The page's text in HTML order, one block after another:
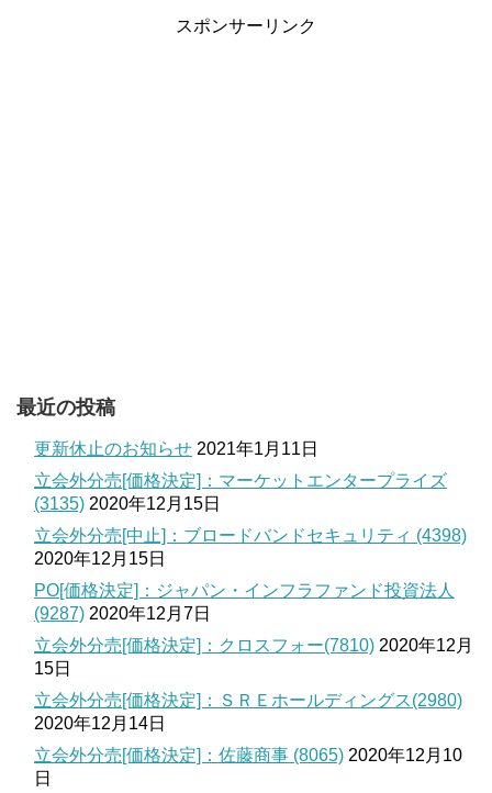
スポンサーリンク
最近の投稿
更新休止のお知らせ 2021年1月11日
立会外分売[価格決定]：マーケットエンタープライズ
(3135) 2020年12月15日
立会外分売[中止]：ブロードバンドセキュリティ (4398)
2020年12月15日
PO[価格決定]：ジャパン・インフラファンド投資法人
(9287) 2020年12月7日
立会外分売[価格決定]：クロスフォー(7810) 2020年12月
15日
立会外分売[価格決定]：ＳＲＥホールディングス(2980)
2020年12月14日
立会外分売[価格決定]：佐藤商事 (8065) 2020年12月10
日